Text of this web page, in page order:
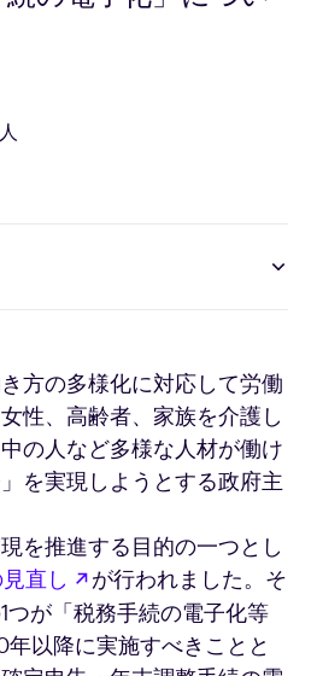
方の多様化に対応して労働
性、高齢者、家族を介護し
の人など多様な人材が働け
を実現しようとする政府主
を推進する目的の一つとし
直し 新しいタブで開く
が行われました。そ
つが「税務手続の電子化等
以降に実施すべきことと